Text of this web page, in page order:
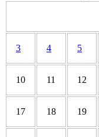
3 4 5
10 11 12
17 18 19